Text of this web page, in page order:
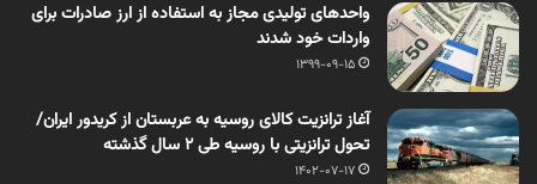
واحدهای تولیدی مجاز به استفاده از ارز صادرات برای
واردات خود شدند
1399-09-15
آغاز ترانزیت کالای روسیه به عربستان از کریدور ایران/
تحول ترانزیتی با روسیه طی ۲ سال گذشته
1402-07-17